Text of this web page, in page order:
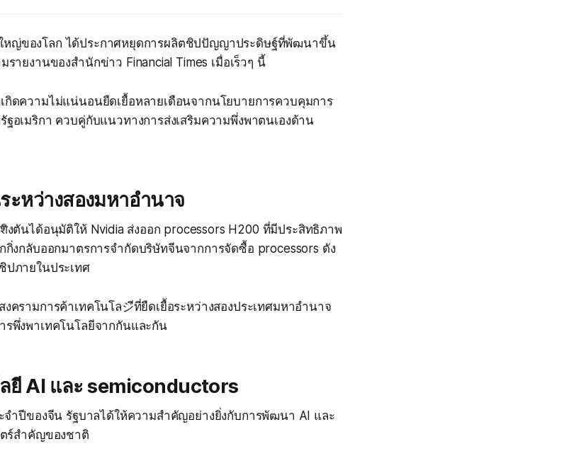
หญ่ของโลก ได้ประกาศหยุดการผลิตชิปปัญญาประดิษฐ์ที่พัฒนาขึ้น
รายงานของสำนักข่าว Financial Times เมื่อเร็วๆ นี้
กิดความไม่แน่นอนยืดเยื้อหลายเดือนจากนโยบายการควบคุมการ
อเมริกา ควบคู่กับแนวทางการส่งเสริมความพึ่งพาตนเองด้าน
หว่างสองมหาอำนาจ
ตันได้อนุมัติให้ Nvidia ส่งออก processors H200 ที่มีประสิทธิภาพ
กิ่งกลับออกมาตรการจำกัดบริษัทจีนจากการจัดซื้อ processors ดัง
ปภายในประเทศ
ครามการค้าเทคโนโลジีที่ยืดเยื้อระหว่างสองประเทศมหาอำนาจ
รพึ่งพาเทคโนโลยีจากกันและกัน
ยี AI และ semiconductors
จำปีของจีน รัฐบาลได้ให้ความสำคัญอย่างยิ่งกับการพัฒนา AI และ
ร์สำคัญของชาติ